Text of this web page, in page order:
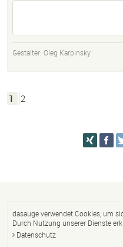
Gestalter: Oleg Karpinsky
1 2
dasauge verwendet Cookies, um
Durch Nutzung unserer Dienste
Datenschutz